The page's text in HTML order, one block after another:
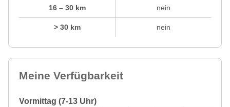
16 – 30 km
> 30 km
nein
nein
Meine Verfügbarkeit
Vormittag (7-13 Uhr)